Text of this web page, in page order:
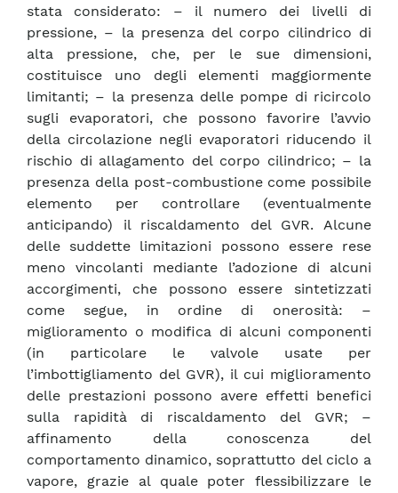
stata considerato: – il numero dei livelli di
pressione, – la presenza del corpo cilindrico di
alta pressione, che, per le sue dimensioni,
costituisce uno degli elementi maggiormente
limitanti; – la presenza delle pompe di ricircolo
sugli evaporatori, che possono favorire l’avvio
della circolazione negli evaporatori riducendo il
rischio di allagamento del corpo cilindrico; – la
presenza della post-combustione come possibile
elemento per controllare (eventualmente
anticipando) il riscaldamento del GVR. Alcune
delle suddette limitazioni possono essere rese
meno vincolanti mediante l’adozione di alcuni
accorgimenti, che possono essere sintetizzati
come segue, in ordine di onerosità: –
miglioramento o modifica di alcuni componenti
(in particolare le valvole usate per
l’imbottigliamento del GVR), il cui miglioramento
delle prestazioni possono avere effetti benefici
sulla rapidità di riscaldamento del GVR; –
affinamento della conoscenza del
comportamento dinamico, soprattutto del ciclo a
vapore, grazie al quale poter flessibilizzare le